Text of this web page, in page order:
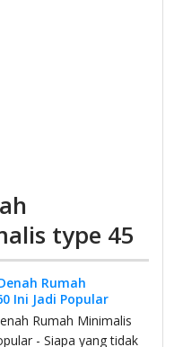
type 45
Rumah
Ini Jadi Popular
Rumah Minimalis
- Siapa yang tidak